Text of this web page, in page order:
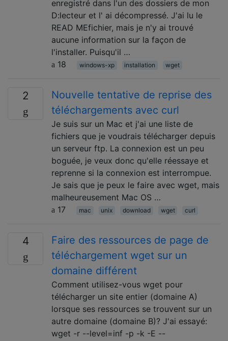
enregistré dans l'un des dossiers de mon
D:lecteur et l' ai décompressé. J'ai lu le
READ MEfichier, mais je n'y ai trouvé
aucune information sur la façon de
l'installer. Puisqu'il …
18
windows-xp installation wget
2
Nouvelle tentative de reprise des
téléchargements avec curl
Je suis sur un Mac et j'ai une liste de
fichiers que je voudrais télécharger depuis
un serveur ftp. La connexion est un peu
boguée, je veux donc qu'elle réessaye et
reprenne si la connexion est interrompue.
Je sais que je peux le faire avec wget, mais
malheureusement Mac OS …
17
mac unix download wget curl
4
Faire des ressources de page de
téléchargement wget sur un
domaine différent
Comment utilisez-vous wget pour
télécharger un site entier (domaine A)
lorsque ses ressources se trouvent sur un
autre domaine (domaine B)? J'ai essayé:
wget -r --level=inf -p -k -E --